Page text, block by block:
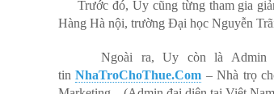
Trước đó, Uy cũng từng tham gia
Hàng Hà nội, trường Đại học Nguyễn
Ngoài ra, Uy còn là Admin
tinNhaTroChoThue.Com – Nhà trọ